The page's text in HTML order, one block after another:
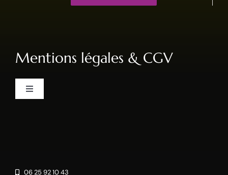
Mentions légales & CGV
Toggle
06 25 92 10 43